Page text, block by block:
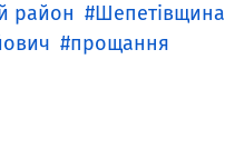
район
Шепетівщина
прощання